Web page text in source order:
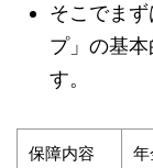
そこでま
プ」の基
す。
保障内容